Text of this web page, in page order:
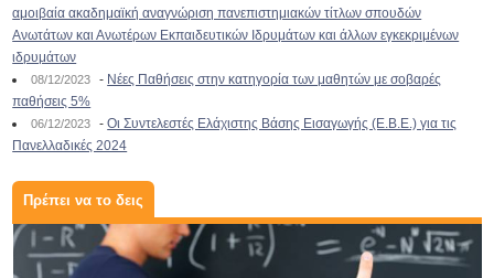
αμοιβαία ακαδημαϊκή αναγνώριση πανεπιστημιακών τίτλων σπουδών
Ανωτάτων και Ανωτέρων Εκπαιδευτικών Ιδρυμάτων και άλλων εγκεκριμένων
ιδρυμάτων
08/12/2023 - Νέες Παθήσεις στην κατηγορία των μαθητών με σοβαρές
παθήσεις 5%
06/12/2023 -Οι Συντελεστές Ελάχιστης Βάσης Εισαγωγής (Ε.Β.Ε.) για τις
Πανελλαδικές 2024
Πρέπει να το δεις